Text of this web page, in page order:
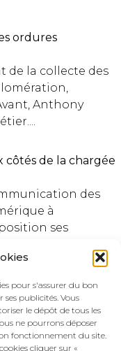
pour s'assurer du bon
publicités. Vous
le dépôt de tous les
ne pourrons déposer
fonctionnement du site.
cliquer sur «
ordures
de la collecte des
Anthony
côtés de la chargée
des
à
ses
chargée...
!